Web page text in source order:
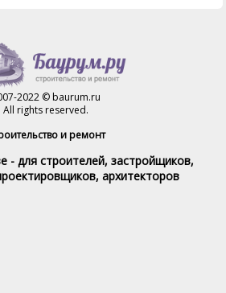
2022 © baurum.ru
All rights reserved.
и ремонт
- для строителей, застройщиков,
архитекторов